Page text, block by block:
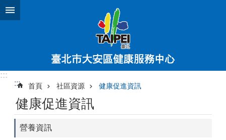
跳到主要內容區塊
:::
:::
首頁 社區資源 健康促進資訊
健康促進資訊
營養資訊